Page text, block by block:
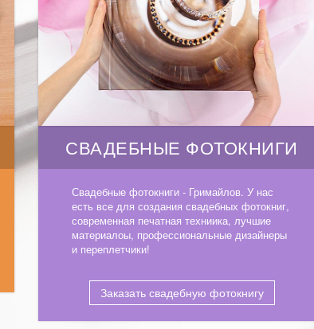
СВАДЕБНЫЕ ФОТОКНИГИ
Свадебные фотокниги - Гримайлов. У нас
есть все для создания свадебных фотокниг,
современная печатная техниика, лучшие
материалоы, профессиональные дизайнеры
и переплетчики!
Заказать свадебную фотокнигу